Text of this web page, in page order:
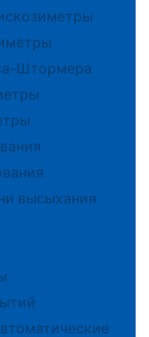
Штормера
высыхания